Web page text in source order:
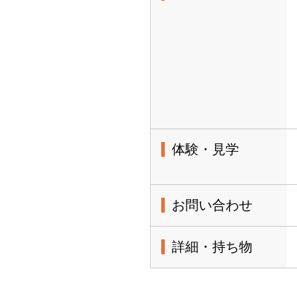
体験・見学
お問い合わせ
詳細・持ち物